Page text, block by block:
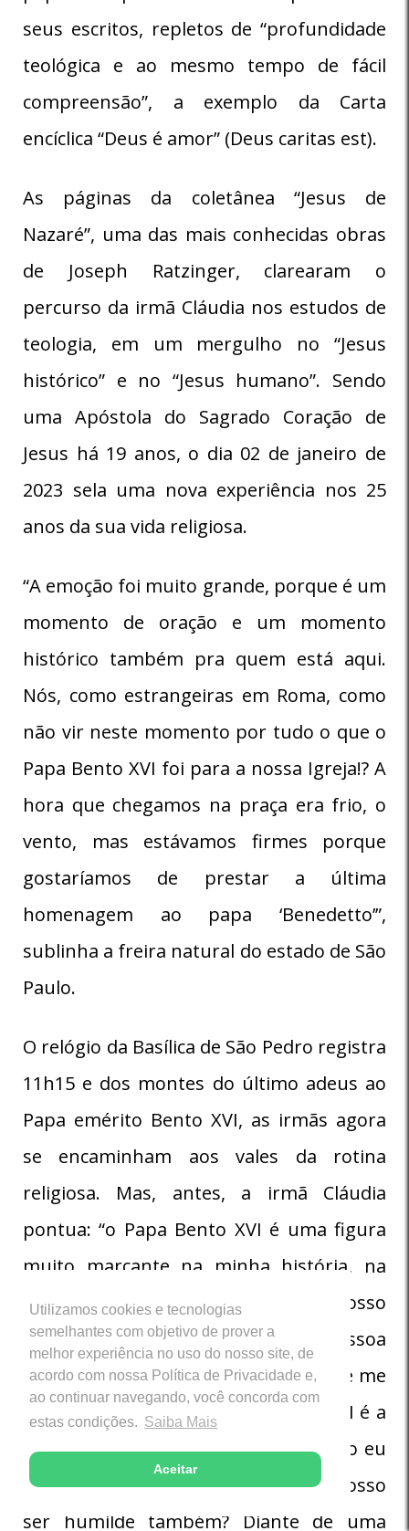
Utilizamos cookies e tecnologias
semelhantes com objetivo de prover a
melhor experiência no uso do nosso site, de
acordo com nossa Política de Privacidade e,
ao continuar navegando, você concorda com
estas condições. Saiba Mais
Aceitar
seus escritos, repletos de “profundidade
teológica e ao mesmo tempo de fácil
compreensão”, a exemplo da Carta
encíclica “Deus é amor” (Deus caritas est).
As páginas da coletânea “Jesus de
Nazaré”, uma das mais conhecidas obras
de Joseph Ratzinger, clarearam o
percurso da irmã Cláudia nos estudos de
teologia, em um mergulho no “Jesus
histórico” e no “Jesus humano”. Sendo
uma Apóstola do Sagrado Coração de
Jesus há 19 anos, o dia 02 de janeiro de
2023 sela uma nova experiência nos 25
anos da sua vida religiosa.
“A emoção foi muito grande, porque é um
momento de oração e um momento
histórico também pra quem está aqui.
Nós, como estrangeiras em Roma, como
não vir neste momento por tudo o que o
Papa Bento XVI foi para a nossa Igreja!? A
hora que chegamos na praça era frio, o
vento, mas estávamos firmes porque
gostaríamos de prestar a última
homenagem ao papa ‘Benedetto’”,
sublinha a freira natural do estado de São
Paulo.
O relógio da Basílica de São Pedro registra
11h15 e dos montes do último adeus ao
Papa emérito Bento XVI, as irmãs agora
se encaminham aos vales da rotina
religiosa. Mas, antes, a irmã Cláudia
pontua: “o Papa Bento XVI é uma figura
muito marcante na minha história, na
história da Igreja, na história do nosso
instituto. Além de ser uma pessoa
intelectual, inteligente, teólogo, o que me
marcou na pessoa do Papa Bento XVI é a
humildade. Como ele foi humilde! Isso eu
trago pra minha vida hoje: como posso
ser humilde também? Diante de uma